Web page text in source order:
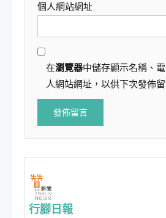
個人網站網址
在瀏覽器中儲存顯示名稱、
人網站網址，以供下次發佈
行腳日報